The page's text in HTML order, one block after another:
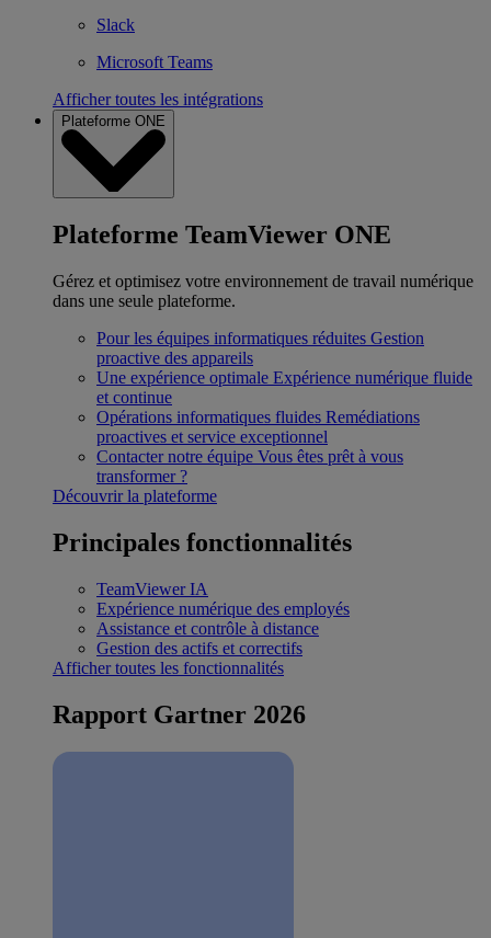
Slack
Microsoft Teams
Afficher toutes les intégrations
Plateforme ONE
Plateforme TeamViewer ONE
Gérez et optimisez votre environnement de travail numérique
dans une seule plateforme.
Pour les équipes informatiques réduites Gestion
proactive des appareils
Une expérience optimale Expérience numérique fluide
et continue
Opérations informatiques fluides Remédiations
proactives et service exceptionnel
Contacter notre équipe Vous êtes prêt à vous
transformer ?
Découvrir la plateforme
Principales fonctionnalités
TeamViewer IA
Expérience numérique des employés
Assistance et contrôle à distance
Gestion des actifs et correctifs
Afficher toutes les fonctionnalités
Rapport Gartner 2026